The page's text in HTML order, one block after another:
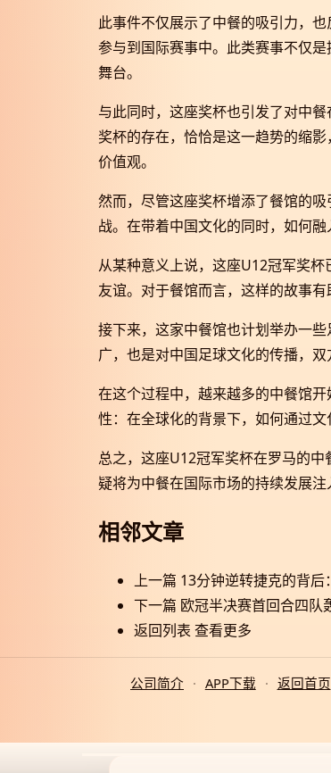
此事件不仅展示了中餐的吸引力，
参与到国际赛事中。此类赛事不仅
舞台。
与此同时，这座奖杯也引发了对中
奖杯的存在，恰恰是这一趋势的缩
价值观。
然而，尽管这座奖杯增添了餐馆的
战。在带着中国文化的同时，如何
从某种意义上说，这座U12冠军奖
友谊。对于餐馆而言，这样的故事
接下来，这家中餐馆也计划举办一
广，也是对中国足球文化的传播，
在这个过程中，越来越多的中餐馆
性：在全球化的背景下，如何通过文
总之，这座U12冠军奖杯在罗马的
疑将为中餐在国际市场的持续发展注
相邻文章
上一篇 13分钟逆转捷克的背后
下一篇 欧冠半决赛首回合四队
返回列表查看更多
公司简介 · APP下载 · 返回首页